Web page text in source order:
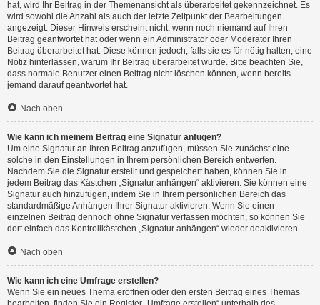
hat, wird Ihr Beitrag in der Themenansicht als überarbeitet gekennzeichnet. Es
wird sowohl die Anzahl als auch der letzte Zeitpunkt der Bearbeitungen
angezeigt. Dieser Hinweis erscheint nicht, wenn noch niemand auf Ihren
Beitrag geantwortet hat oder wenn ein Administrator oder Moderator Ihren
Beitrag überarbeitet hat. Diese können jedoch, falls sie es für nötig halten, eine
Notiz hinterlassen, warum Ihr Beitrag überarbeitet wurde. Bitte beachten Sie,
dass normale Benutzer einen Beitrag nicht löschen können, wenn bereits
jemand darauf geantwortet hat.
Nach oben
Wie kann ich meinem Beitrag eine Signatur anfügen?
Um eine Signatur an Ihren Beitrag anzufügen, müssen Sie zunächst eine
solche in den Einstellungen in Ihrem persönlichen Bereich entwerfen.
Nachdem Sie die Signatur erstellt und gespeichert haben, können Sie in
jedem Beitrag das Kästchen „Signatur anhängen“ aktivieren. Sie können eine
Signatur auch hinzufügen, indem Sie in Ihrem persönlichen Bereich das
standardmäßige Anhängen Ihrer Signatur aktivieren. Wenn Sie einen
einzelnen Beitrag dennoch ohne Signatur verfassen möchten, so können Sie
dort einfach das Kontrollkästchen „Signatur anhängen“ wieder deaktivieren.
Nach oben
Wie kann ich eine Umfrage erstellen?
Wenn Sie ein neues Thema eröffnen oder den ersten Beitrag eines Themas